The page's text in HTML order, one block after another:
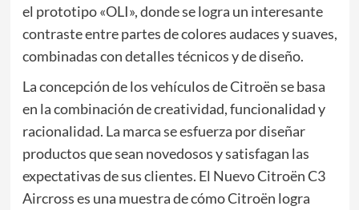
el prototipo «OLI», donde se logra un interesante
contraste entre partes de colores audaces y suaves,
combinadas con detalles técnicos y de diseño.
La concepción de los vehículos de Citroën se basa
en la combinación de creatividad, funcionalidad y
racionalidad. La marca se esfuerza por diseñar
productos que sean novedosos y satisfagan las
expectativas de sus clientes. El Nuevo Citroën C3
Aircross es una muestra de cómo Citroën logra